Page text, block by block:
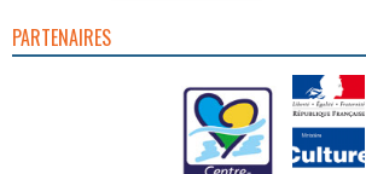
PARTENAIRES